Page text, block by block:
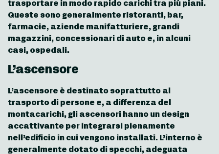
trasportare in modo rapido carichi tra più piani.
Queste sono generalmente ristoranti, bar,
farmacie, aziende manifatturiere, grandi
magazzini, concessionari di auto e, in alcuni
casi, ospedali.
L’ascensore
L’ascensore è destinato soprattutto al
trasporto di persone e, a differenza del
montacarichi, gli ascensori hanno un design
accattivante per integrarsi pienamente
nell’edificio in cui vengono installati. L’interno è
generalmente dotato di specchi, adeguata